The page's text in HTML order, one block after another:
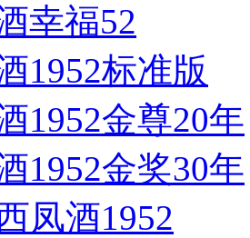
幸福52
1952标准版
1952金尊20年
1952金奖30年
凤酒1952